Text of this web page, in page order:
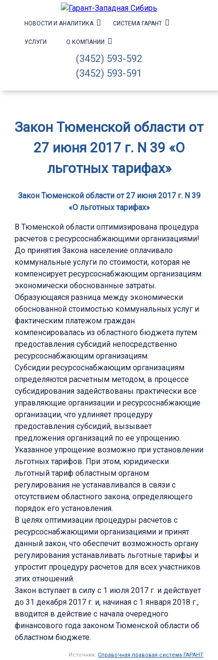
НОВОСТИ И АНАЛИТИКА СИСТЕМА ГАРАНТ
УСЛУГИ О КОМПАНИИ
(3452) 593-592
(3452) 593-591
Закон Тюменской области от
27 июня 2017 г. N 39 «О
льготных тарифах»
Закон Тюменской области от 27 июня 2017 г. N 39
«О льготных тарифах»
В Тюменской области оптимизирована процедура
расчетов с ресурсоснабжающими организациями!
До принятия Закона население оплачивало
коммунальные услуги по стоимости, которая не
компенсирует ресурсоснабжающим организациям
экономически обоснованные затраты.
Образующаяся разница между экономически
обоснованной стоимостью коммунальных услуг и
фактическим платежом граждан
компенсировалась из областного бюджета путем
предоставления субсидий непосредственно
ресурсоснабжающим организациям.
Субсидии ресурсоснабжающим организациям
определяются расчетным методом, в процессе
субсидирования задействованы практически все
управляющие организации и ресурсоснабжающие
организации, что удлиняет процедуру
предоставления субсидий, вызывает
предложения организаций по ее упрощению.
Указанное упрощение возможно при установлении
льготных тарифов. При этом, юридически
льготный тариф областным органом
регулирования не устанавливался в связи с
отсутствием областного закона, определяющего
порядок его установления.
В целях оптимизации процедуры расчетов с
ресурсоснабжающими организациями и принят
данный закон, что обеспечит возможность органу
регулирования устанавливать льготные тарифы и
упростит процедуру расчетов для всех участников
этих отношений.
Закон вступает в силу с 1 июля 2017 г. и действует
до 31 декабря 2017 г. и, начиная с 1 января 2018 г.,
вводится в действие с начала очередного
финансового года законом Тюменской области об
областном бюджете.
Источник: Справочная правовая система ГАРАНТ